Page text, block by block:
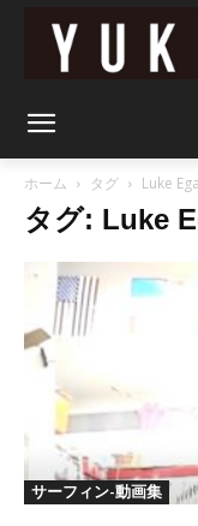
ホーム タグ Luke
タグ: Luke
サーフィン-動画集